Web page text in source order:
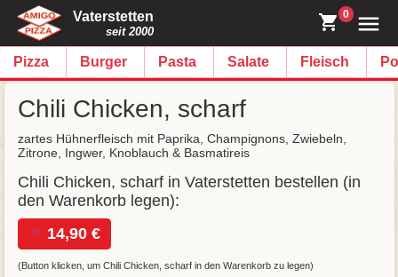
Vaterstetten
seit 2000
0
Pizza Burger Pasta Salate Fleisch
Chili Chicken, scharf
zartes Hühnerfleisch mit Paprika, Champignons, Zwiebeln,
Zitrone, Ingwer, Knoblauch & Basmatireis
Chili Chicken, scharf in Vaterstetten bestellen (in
den Warenkorb legen):
14,90 €
(Button klicken, um Chili Chicken, scharf in den Warenkorb zu legen)